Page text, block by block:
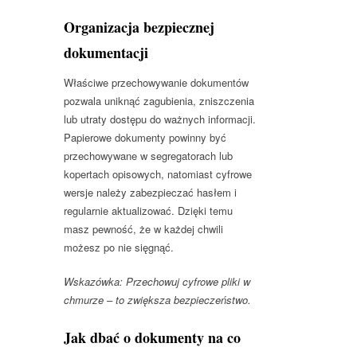
Organizacja bezpiecznej
dokumentacji
Właściwe przechowywanie dokumentów
pozwala uniknąć zagubienia, zniszczenia
lub utraty dostępu do ważnych informacji.
Papierowe dokumenty powinny być
przechowywane w segregatorach lub
kopertach opisowych, natomiast cyfrowe
wersje należy zabezpieczać hasłem i
regularnie aktualizować. Dzięki temu
masz pewność, że w każdej chwili
możesz po nie sięgnąć.
Wskazówka: Przechowuj cyfrowe pliki w
chmurze – to zwiększa bezpieczeństwo.
Jak dbać o dokumenty na co